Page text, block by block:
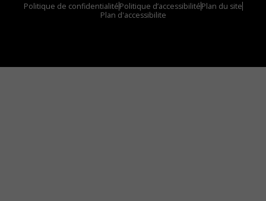
Politique de confidentialitéPolitique d’accessibilitéPlan du site
Plan d'accessibilite